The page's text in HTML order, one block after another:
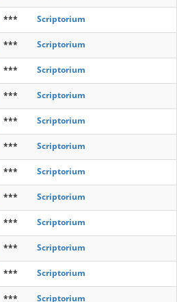
*** Scriptorium
*** Scriptorium
*** Scriptorium
*** Scriptorium
*** Scriptorium
*** Scriptorium
*** Scriptorium
*** Scriptorium
*** Scriptorium
*** Scriptorium
*** Scriptorium
*** Scriptorium